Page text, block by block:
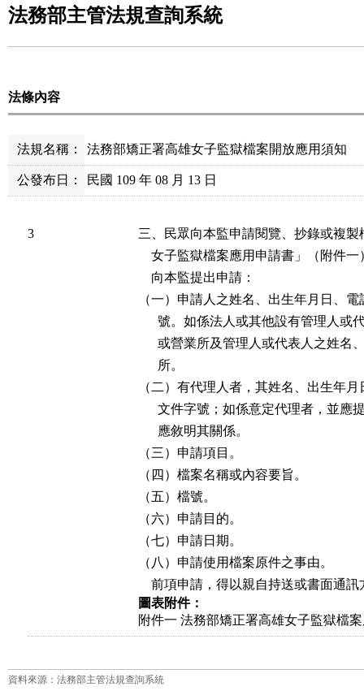
法務部主管法規查詢系統
法條內容
法規名稱： 法務部矯正署高雄女子監獄檔案開放應用須知
公發布日： 民國 109 年 08 月 13 日
3
三、民眾向本監申請閱覽、抄錄或複
女子監獄檔案應用申請書」（附件
    向本監提出申請：
（一）申請人之姓名、出生年月日、
號。如係法人或其他設有管理人
或營業所及管理人或代表人之姓
      所。
（二）有代理人者，其姓名、出生年
文件字號；如係意定代理者，並
      應敘明其關係。
（三）申請項目。
（四）檔案名稱或內容要旨。
（五）檔號。
（六）申請目的。
（七）申請日期。
（八）申請使用檔案原件之事由。
前項申請，得以親自持送或書面通
圖表附件：
附件一 法務部矯正署高雄女子監獄檔
資料來源：法務部主管法規查詢系統